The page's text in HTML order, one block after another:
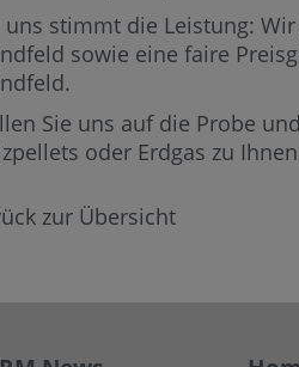
uns stimmt die Leistung:
sowie eine faire
Sie uns auf die Probe
oder Erdgas zu
zur Übersicht